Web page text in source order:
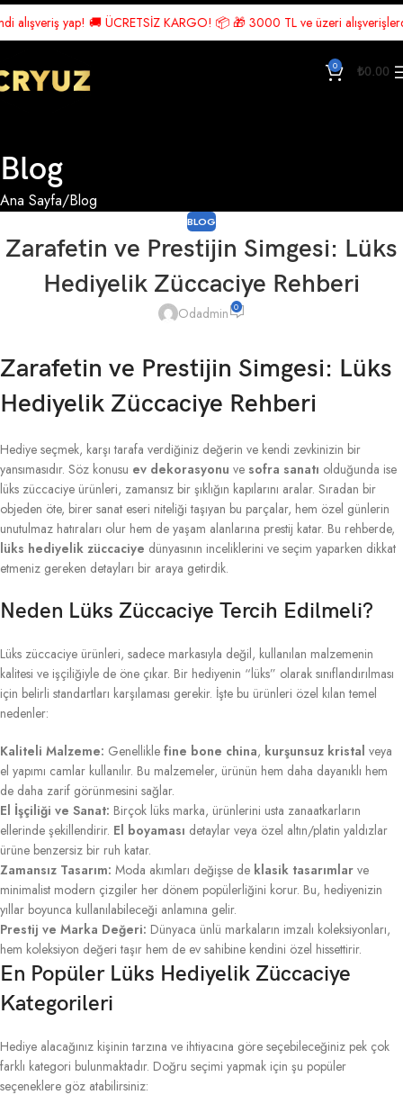
yap! 🚚 ÜCRETSİZ KARGO! 📦 🎁 3000 TL ve üzeri alışverişlerde
0 ₺0.00
Blog
Ana Sayfa Blog
BLOG
Zarafetin ve Prestijin Simgesi: Lüks
Hediyelik Züccaciye Rehberi
Odadmin 0
Zarafetin ve Prestijin Simgesi: Lüks
Hediyelik Züccaciye Rehberi
Hediye seçmek, karşı tarafa verdiğiniz değerin ve kendi zevkinizin bir
yansımasıdır. Söz konusu ev dekorasyonu ve sofra sanatı olduğunda ise
lüks züccaciye ürünleri, zamansız bir şıklığın kapılarını aralar. Sıradan bir
objeden öte, birer sanat eseri niteliği taşıyan bu parçalar, hem özel günlerin
unutulmaz hatıraları olur hem de yaşam alanlarına prestij katar. Bu rehberde,
lüks hediyelik züccaciye dünyasının inceliklerini ve seçim yaparken dikkat
etmeniz gereken detayları bir araya getirdik.
Neden Lüks Züccaciye Tercih Edilmeli?
Lüks züccaciye ürünleri, sadece markasıyla değil, kullanılan malzemenin
kalitesi ve işçiliğiyle de öne çıkar. Bir hediyenin “lüks” olarak sınıflandırılması
için belirli standartları karşılaması gerekir. İşte bu ürünleri özel kılan temel
nedenler:
Kaliteli Malzeme: Genellikle fine bone china, kurşunsuz kristal veya
el yapımı camlar kullanılır. Bu malzemeler, ürünün hem daha dayanıklı hem
de daha zarif görünmesini sağlar.
El İşçiliği ve Sanat: Birçok lüks marka, ürünlerini usta zanaatkarların
ellerinde şekillendirir. El boyaması detaylar veya özel altın/platin yaldızlar
ürüne benzersiz bir ruh katar.
Zamansız Tasarım: Moda akımları değişse de klasik tasarımlar ve
minimalist modern çizgiler her dönem popülerliğini korur. Bu, hediyenizin
yıllar boyunca kullanılabileceği anlamına gelir.
Prestij ve Marka Değeri: Dünyaca ünlü markaların imzalı koleksiyonları,
hem koleksiyon değeri taşır hem de ev sahibine kendini özel hissettirir.
En Popüler Lüks Hediyelik Züccaciye
Kategorileri
Hediye alacağınız kişinin tarzına ve ihtiyacına göre seçebileceğiniz pek çok
farklı kategori bulunmaktadır. Doğru seçimi yapmak için şu popüler
seçeneklere göz atabilirsiniz: